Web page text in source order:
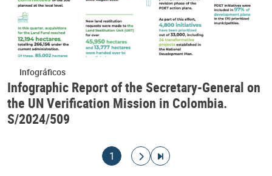
Infográficos
Infographic Report of the Secretary-General on
the UN Verification Mission in Colombia.
S/2024/509
Página actual
1
Ir a la página siguiente
Ir a la última página